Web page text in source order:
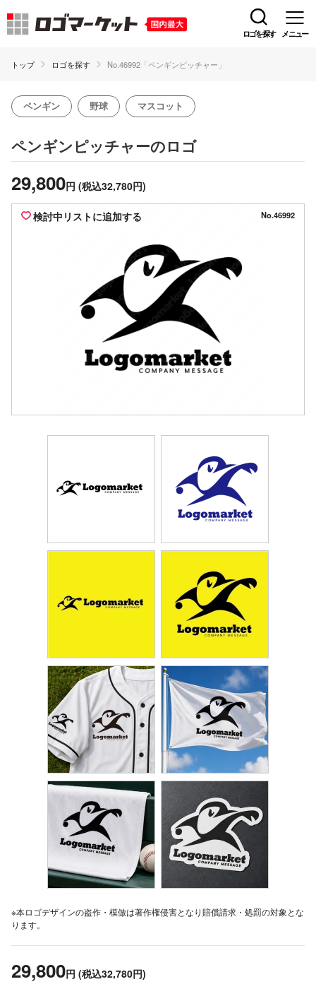
ロゴを探す メニュー
トップ ロゴを探す No.46992「ペンギンピッチャー」
ペンギン 野球 マスコット
ペンギンピッチャーのロゴ
29,800円 (税込32,780円)
検討中リストに追加する No.46992
※本ロゴデザインの盗作・模倣は著作権侵害となり賠償請求・処罰の対象とな
ります。
29,800円 (税込32,780円)